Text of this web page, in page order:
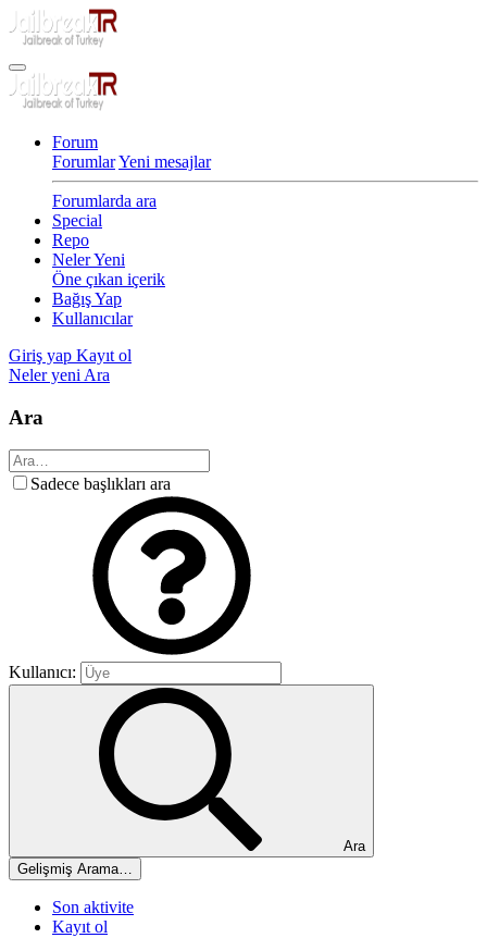
Forum
ForumlarYeni mesajlar
Forumlarda ara
Special
Repo
Neler Yeni
Öne çıkan içerik
Bağış Yap
Kullanıcılar
Giriş yap Kayıt ol
Neler yeni Ara
Ara
Sadece başlıkları ara
Kullanıcı:
Ara
Gelişmiş Arama…
Son aktivite
Kayıt ol